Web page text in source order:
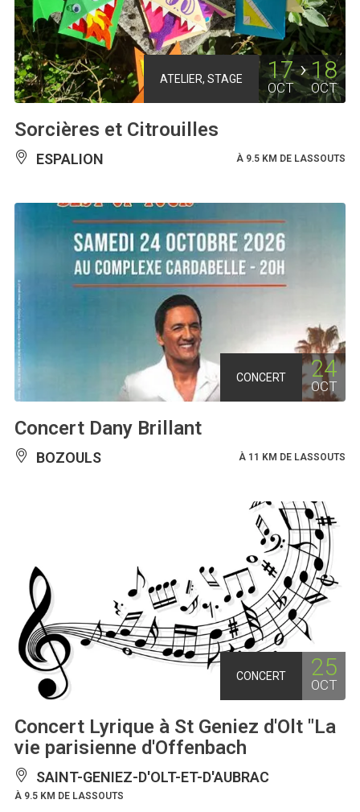
ATELIER, STAGE 17
OCT
18
OCT
Sorcières et Citrouilles
ESPALION À 9.5 KM DE LASSOUTS
CONCERT 24
OCT
Concert Dany Brillant
BOZOULS À 11 KM DE LASSOUTS
CONCERT 25
OCT
Concert Lyrique à St Geniez d'Olt "La
vie parisienne d'Offenbach
SAINT-GENIEZ-D'OLT-ET-D'AUBRAC
À 9.5 KM DE LASSOUTS